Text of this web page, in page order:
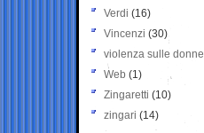
Verdi (16)
Vincenzi (30)
violenza sulle donne
Web (1)
Zingaretti (10)
zingari (14)